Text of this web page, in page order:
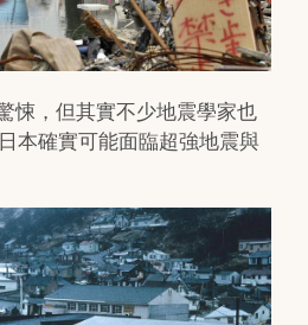
悚，但其實不少地震學家也
本確實可能面臨超強地震與